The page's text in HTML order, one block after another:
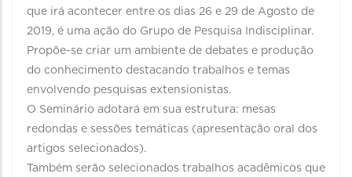
que irá acontecer entre os dias 26 e 29 de Agosto de
2019, é uma ação do Grupo de Pesquisa Indisciplinar.
Propõe-se criar um ambiente de debates e produção
do conhecimento destacando trabalhos e temas
envolvendo pesquisas extensionistas.
O Seminário adotará em sua estrutura: mesas
redondas e sessões temáticas (apresentação oral dos
artigos selecionados).
Também serão selecionados trabalhos acadêmicos que